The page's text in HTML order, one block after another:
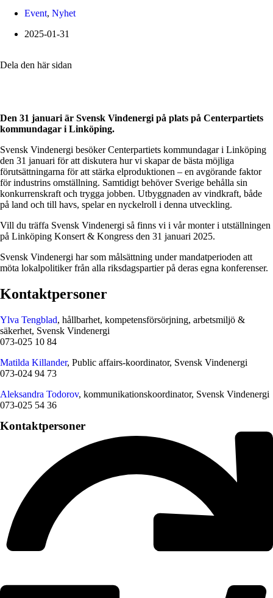
Event, Nyhet
2025-01-31
Dela den här sidan
Den 31 januari är Svensk Vindenergi på plats på Centerpartiets
kommundagar i Linköping.
Svensk Vindenergi besöker Centerpartiets kommundagar i Linköping
den 31 januari för att diskutera hur vi skapar de bästa möjliga
förutsättningarna för att stärka elproduktionen – en avgörande faktor
för industrins omställning. Samtidigt behöver Sverige behålla sin
konkurrenskraft och trygga jobben. Utbyggnaden av vindkraft, både
på land och till havs, spelar en nyckelroll i denna utveckling.
Vill du träffa Svensk Vindenergi så finns vi i vår monter i utställningen
på Linköping Konsert & Kongress den 31 januari 2025.
Svensk Vindenergi har som målsättning under mandatperioden att
möta lokalpolitiker från alla riksdagspartier på deras egna konferenser.
Kontaktpersoner
Ylva Tengblad, hållbarhet, kompetensförsörjning, arbetsmiljö &
säkerhet, Svensk Vindenergi
073-025 10 84
Matilda Killander, Public affairs-koordinator, Svensk Vindenergi
073-024 94 73
Aleksandra Todorov, kommunikationskoordinator, Svensk Vindenergi
073-025 54 36
Kontaktpersoner